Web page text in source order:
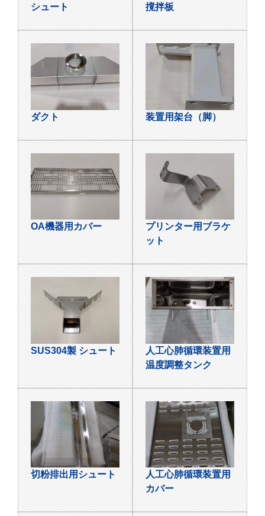
シュート 撹拌板
ダクト 装置用架台（脚）
OA機器用カバー
プリンター用ブラケ
ット
SUS304製 シュート
人工心肺循環装置用
温度調整タンク
切粉排出用シュート
人工心肺循環装置用
カバー